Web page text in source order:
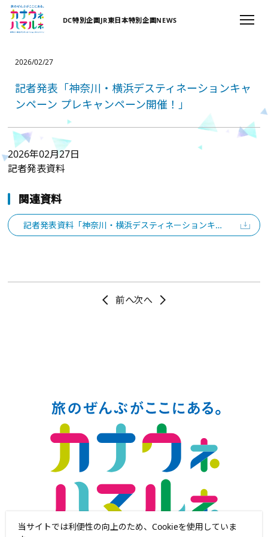
DC特別企画JR東日本特別企画NEWS
2026/02/27
記者発表「神奈川・横浜デスティネーションキャ
ンペーン プレキャンペーン開催！」
2026年02月27日
記者発表資料
関連資料
記者発表資料「神奈川・横浜デスティネーションキャンペーン プレキャンペーン開催！」
当サイトでは利便性の向上のため、Cookieを使用していま